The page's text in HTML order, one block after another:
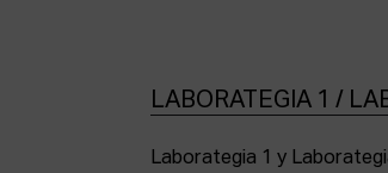
LABORATEGIA 1 /
Laborategia 1 y
copiadora de contacto Bell